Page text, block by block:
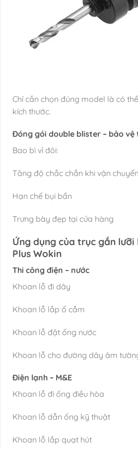
Chỉ cần chọn đúng model là có
kích thước.
Đóng gói double blister – bảo vệ
Bao bì vỉ đôi:
Tăng độ chắc chắn khi vận chuyển
Hạn chế bụi bẩn
Trưng bày đẹp tại cửa hàng
Ứng dụng của trục gắn lưỡi
Plus Wokin
Thi công điện – nước
Khoan lỗ đi dây
Khoan lỗ lắp ổ cắm
Khoan lỗ đặt ống nước
Khoan lỗ cho đường dây âm
Điện lạnh – M&E
Khoan lỗ đi ống điều hòa
Khoan lỗ dẫn ống kỹ thuật
Khoan lỗ lắp quạt hút